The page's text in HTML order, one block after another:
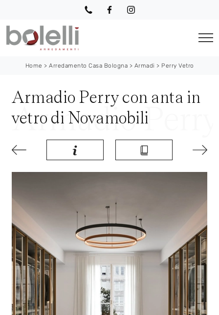
Home > Arredamento Casa Bologna > Armadi > Perry Vetro
Armadio Perry con anta in
vetro di Novamobili